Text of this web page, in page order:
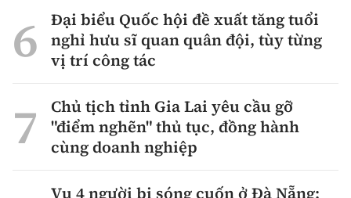
Đại biểu Quốc hội đề xuất tăng tuổi
nghỉ hưu sĩ quan quân đội, tùy từng
vị trí công tác
Chủ tịch tỉnh Gia Lai yêu cầu gỡ
"điểm nghẽn" thủ tục, đồng hành
cùng doanh nghiệp
Vụ 4 người bị sóng cuốn ở Đà Nẵng: